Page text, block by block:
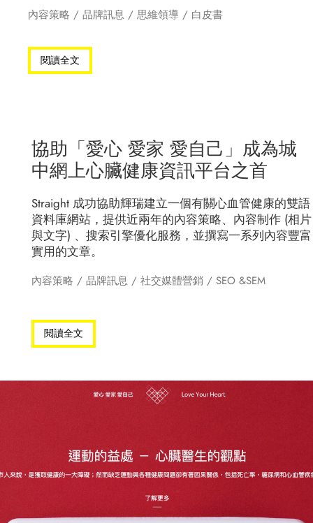
內容策略 /品牌訊息 /思維領導 / 白皮書
閱讀全文
協助「愛心 愛家 愛自己」成為城
中網上心臟健康資訊平台之首
Straight 成功協助輝瑞建立一個有關心血管健康的雙語
資料庫網站，提供近兩年的內容策略、內容制作 (相片
與文字) 、搜索引擎優化服務，並撰寫一系列內容豐富
實用的文章。
內容策略 / 品牌訊息/ 社交媒體營銷/ SEO &SEM
閱讀全文